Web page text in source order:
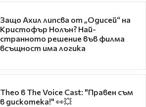
Защо Ахил липсва от „Одисей“ на
Кристофър Нолън? Най-
странното решение във филма
всъщност има логика
Theo в The Voice Cast: "Правен съм
в дискотека!" 👀💥